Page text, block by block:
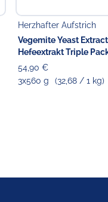
Herzhafter Aufstrich
Vegemite Yeast
Hefeextrakt Triple
54,90 €
3x560 g
(32,68 / 1 kg)